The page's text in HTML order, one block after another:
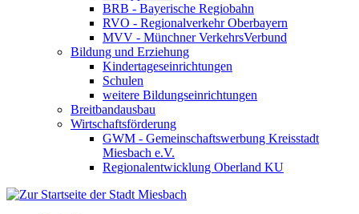
BRB - Bayerische Regiobahn
RVO - Regionalverkehr Oberbayern
MVV - Münchner VerkehrsVerbund
Bildung und Erziehung
Kindertageseinrichtungen
Schulen
weitere Bildungseinrichtungen
Breitbandausbau
Wirtschaftsförderung
GWM - Gemeinschaftswerbung Kreisstadt
Miesbach e.V.
Regionalentwicklung Oberland KU